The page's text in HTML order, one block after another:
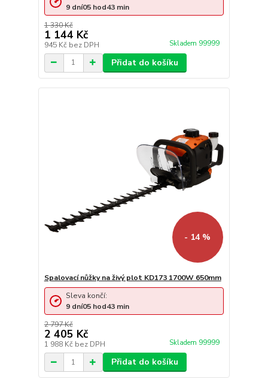
1 330 Kč
1 144 Kč
945 Kč bez DPH Skladem 99999
9 dní05 hod43 min
Přidat do košíku
- 14 %
Spalovací nůžky na živý plot KD173 1700W 650mm
2 797 Kč
2 405 Kč
1 988 Kč bez DPH Skladem 99999
Sleva končí:
9 dní05 hod43 min
Přidat do košíku